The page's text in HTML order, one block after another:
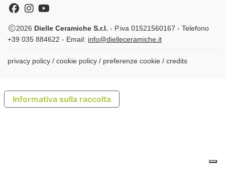
FacebookInstagram
Youtube
2026 Dielle Ceramiche S.r.l. - P.iva 01521560167 - Telefono
+39 035 884622 - Email: info@dielleceramiche.it
privacy policy / cookie policy / preferenze cookie / credits
Informativa sulla raccolta